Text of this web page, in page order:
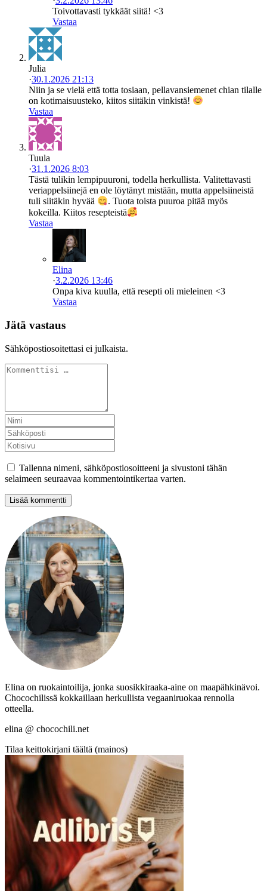
Toivottavasti tykkäät siitä! <3
Vastaa
Julia
·30.1.2026 21:13
Niin ja se vielä että totta tosiaan, pellavansiemenet chian tilalle
on kotimaisuusteko, kiitos siitäkin vinkistä!
Vastaa
Tuula
·31.1.2026 8:03
Tästä tulikin lempipuuroni, todella herkullista. Valitettavasti
veriappelsiinejä en ole löytänyt mistään, mutta appelsiineistä
tuli siitäkin hyvää
. Tuota toista puuroa pitää myös
kokeilla. Kiitos resepteistä
Vastaa
Elina
·3.2.2026 13:46
Onpa kiva kuulla, että resepti oli mieleinen <3
Vastaa
Jätä vastaus
Sähköpostiosoitettasi ei julkaista.
Tallenna nimeni, sähköpostiosoitteeni ja sivustoni tähän
selaimeen seuraavaa kommentointikertaa varten.
Elina on ruokaintoilija, jonka suosikkiraaka-aine on maapähkinävoi.
Chocochilissä kokkaillaan herkullista vegaaniruokaa rennolla
otteella.
elina @ chocochili.net
Tilaa keittokirjani täältä (mainos)